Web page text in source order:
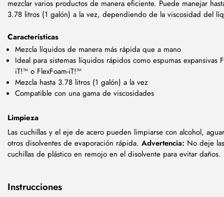
mezclar varios productos de manera eficiente. Puede manejar
3.78 litros (1 galón) a la vez, dependiendo de la viscosidad del
Características
Mezcla líquidos de manera más rápida que a mano
Ideal para sistemas líquidos rápidos como espumas expansivas
iT!™ o FlexFoam-iT!™
Mezcla hasta 3.78 litros (1 galón) a la vez
Compatible con una gama de viscosidades
Limpieza
Las cuchillas y el eje de acero pueden limpiarse con alcohol,
otros disolventes de evaporación rápida. Advertencia: No deje las
cuchillas de plástico en remojo en el disolvente para evitar daños.
Instrucciones